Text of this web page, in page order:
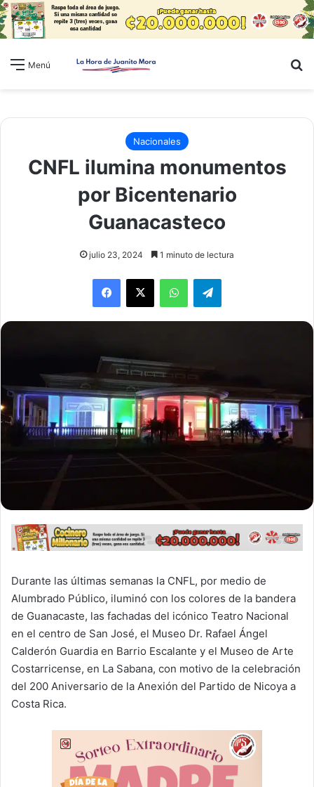
Menú
Nacionales
CNFL ilumina monumentos
por Bicentenario
Guanacasteco
julio 23, 2024 1 minuto de lectura
WhatsAppTelegram
Durante las últimas semanas la CNFL, por medio de
Alumbrado Público, iluminó con los colores de la bandera
de Guanacaste, las fachadas del icónico Teatro Nacional
en el centro de San José, el Museo Dr. Rafael Ángel
Calderón Guardia en Barrio Escalante y el Museo de Arte
Costarricense, en La Sabana, con motivo de la celebración
del 200 Aniversario de la Anexión del Partido de Nicoya a
Costa Rica.